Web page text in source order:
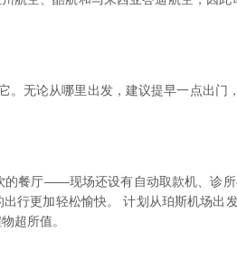
无论从哪里出发，建议提早一点出门
的餐厅——现场还设有自动取款机、诊
行更加轻松愉快。 计划从珀斯机场出
超所值。